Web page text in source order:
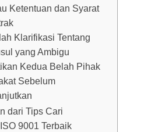
Ketentuan dan Syarat
Klarifikasi Tentang
yang Ambigu
Kedua Belah Pihak
Sebelum
dari Tips Cari
9001 Terbaik